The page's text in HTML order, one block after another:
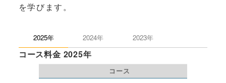
を学びます。
2025年 2024年 2023年
コース料金 2025年
コース